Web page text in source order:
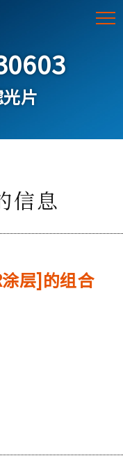
片
信息
层]的组合